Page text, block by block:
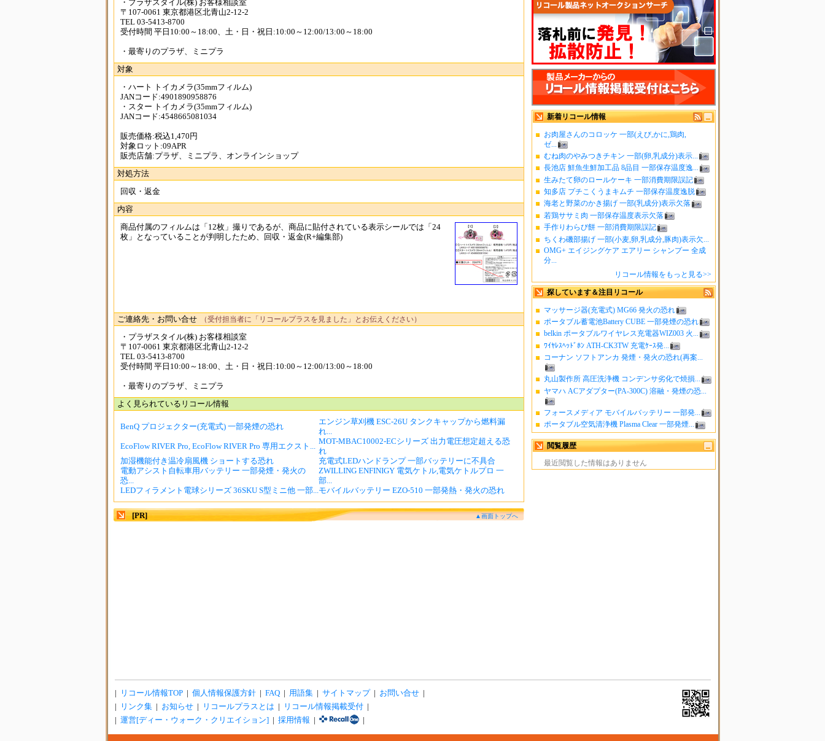
新着リコール情報
お肉屋さんのコロッケ 一部(えび,かに,鶏肉,
ゼ...
むね肉のやみつきチキン 一部(卵,乳成分)表示...
長池店 鮮魚生鮮加工品 8品目 一部保存温度逸...
生みたて卵のロールケーキ 一部消費期限誤記
知多店 プチこくうまキムチ 一部保存温度逸脱
海老と野菜のかき揚げ 一部(乳成分)表示欠落
若鶏ササミ肉 一部保存温度表示欠落
手作りわらび餅 一部消費期限誤記
ちくわ磯部揚げ 一部(小麦,卵,乳成分,豚肉)表示欠...
OMG+ エイジングケア エアリー シャンプー 全成
分...
リコール情報をもっと見る>>
探しています＆注目リコール
マッサージ器(充電式) MG66 発火の恐れ
ポータブル蓄電池Battery CUBE 一部発煙の恐れ
belkin ポータブルワイヤレス充電器WIZ003 火...
ﾜｲﾔﾚｽﾍｯﾄﾞﾎﾝ ATH-CK3TW 充電ｹｰｽ発...
コーナン ソフトアンカ 発煙・発火の恐れ(再案...
丸山製作所 高圧洗浄機 コンデンサ劣化で焼損...
ヤマハ ACアダプター(PA-300C) 溶融・発煙の恐...
フォースメディア モバイルバッテリー 一部発...
ポータブル空気清浄機 Plasma Clear 一部発煙...
閲覧履歴
最近閲覧した情報はありません
・プラザスタイル(株) お客様相談室
〒107-0061 東京都港区北青山2-12-2
TEL 03-5413-8700
受付時間 平日10:00～18:00、土・日・祝日:10:00～12:00/13:00～18:00
・最寄りのプラザ、ミニプラ
対象
・ハート トイカメラ(35mmフィルム)
JANコード:4901890958876
・スター トイカメラ(35mmフィルム)
JANコード:4548665081034
販売価格:税込1,470円
対象ロット:09APR
販売店舗:プラザ、ミニプラ、オンラインショップ
対処方法
回収・返金
内容
商品付属のフィルムは「12枚」撮りであるが、商品に貼付されている表示シールでは「24
枚」となっていることが判明したため、回収・返金(R+編集部)
ご連絡先・お問い合せ （受付担当者に「リコールプラスを見ました」とお伝えください）
・プラザスタイル(株) お客様相談室
〒107-0061 東京都港区北青山2-12-2
TEL 03-5413-8700
受付時間 平日10:00～18:00、土・日・祝日:10:00～12:00/13:00～18:00
・最寄りのプラザ、ミニプラ
よく見られているリコール情報
BenQ プロジェクター(充電式) 一部発煙の恐れ
エンジン草刈機 ESC-26U タンクキャップから燃料漏
れ...
EcoFlow RIVER Pro, EcoFlow RIVER Pro 専用エクスト...
MOT-MBAC10002-ECシリーズ 出力電圧想定超える恐
れ
加湿機能付き温冷扇風機 ショートする恐れ
充電式LEDハンドランプ 一部バッテリーに不具合
電動アシスト自転車用バッテリー 一部発煙・発火の
恐...
ZWILLING ENFINIGY 電気ケトル,電気ケトルプロ 一
部...
LEDフィラメント電球シリーズ 36SKU S型ミニ他 一部...モバイルバッテリー EZO-510 一部発熱・発火の恐れ
[PR] ▲画面トップへ
リコール情報TOP 個人情報保護方針 FAQ 用語集 サイトマップ お問い合せ
リンク集 お知らせ リコールプラスとは リコール情報掲載受付
運営[ディー・ウォーク・クリエイション] 採用情報